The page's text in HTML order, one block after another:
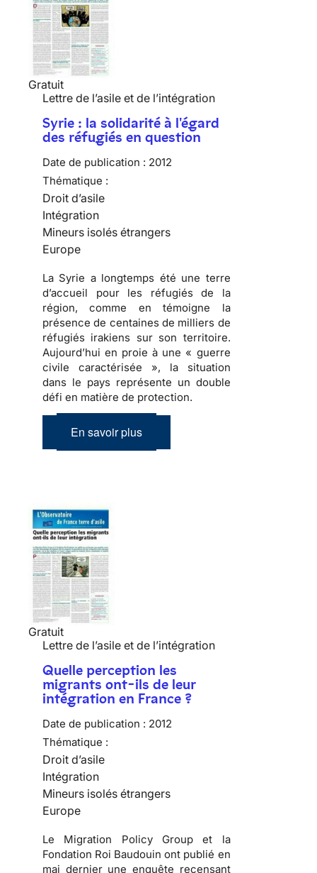
Gratuit
Lettre de l’asile et de l’intégration
Syrie : la solidarité à l'égard
des réfugiés en question
Date de publication : 2012
Thématique :
Droit d’asile
Intégration
Mineurs isolés étrangers
Europe
La Syrie a longtemps été une terre
d’accueil pour les réfugiés de la
région, comme en témoigne la
présence de centaines de milliers de
réfugiés irakiens sur son territoire.
Aujourd’hui en proie à une « guerre
civile caractérisée », la situation
dans le pays représente un double
défi en matière de protection.
En savoir plus
Gratuit
Lettre de l’asile et de l’intégration
Quelle perception les
migrants ont-ils de leur
intégration en France ?
Date de publication : 2012
Thématique :
Droit d’asile
Intégration
Mineurs isolés étrangers
Europe
Le Migration Policy Group et la
Fondation Roi Baudouin ont publié en
mai dernier une enquête recensant